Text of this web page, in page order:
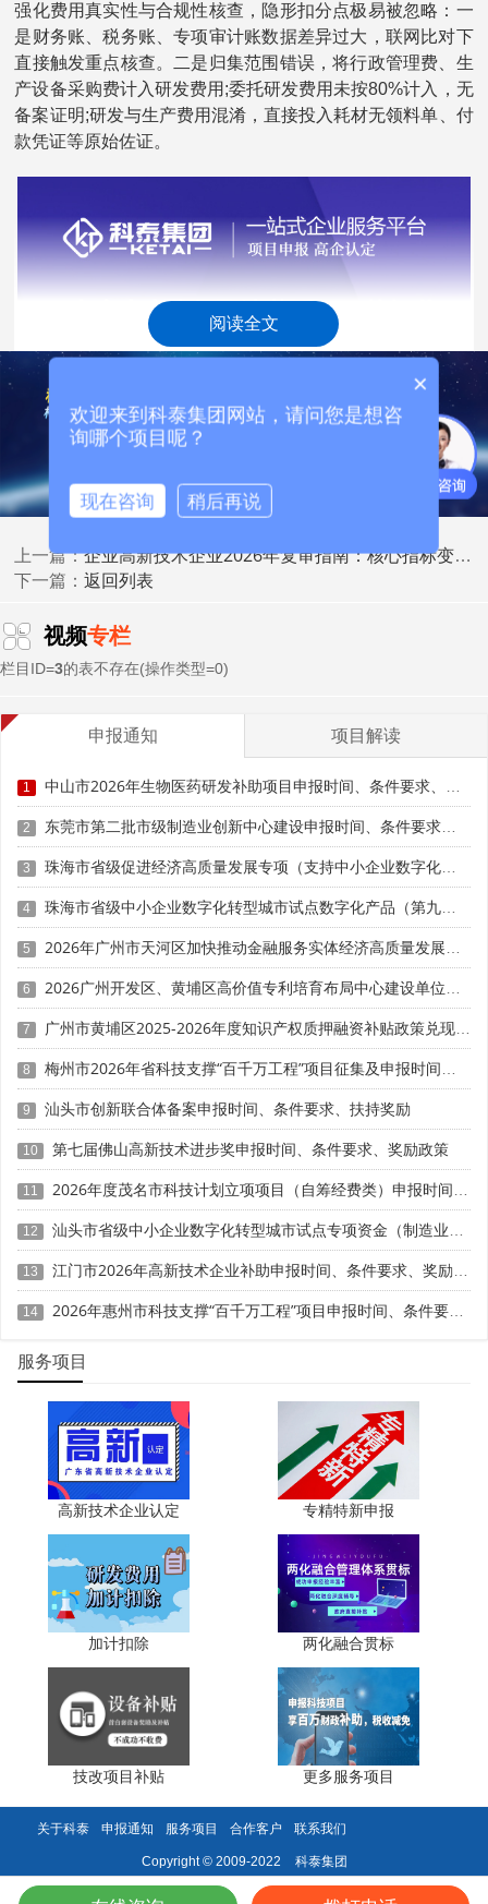
强化费用真实性与合规性核查，隐形扣分点极易被忽略：一
是财务账、税务账、专项审计账数据差异过大，联网比对下
直接触发重点核查。二是归集范围错误，将行政管理费、生
产设备采购费计入研发费用;委托研发费用未按80%计入，无
备案证明;研发与生产费用混淆，直接投入耗材无领料单、付
款凭证等原始佐证。
三、科技人员：占比达标即可?资质与证明链暗藏扣分
科技人员占比不低于10%是硬性指标，2026年审核趋
点集中在资质与证明完整性：一是人员掺水凑数，行政、生
产人员混入研发团队，人员学历、专业与研发活动无关;兼职
员名单。二是证明材料缺失，无完整社保缴纳记录、岗位说
明书、工时分配表;研发人员同时兼任多岗，无法证明研发工
申报期内科技人员频繁变动，无合理说明，引发评审对研发
团队稳定性的质疑，间接扣分。
四、科技成果转化：唯数量论过时，转化质量与证据链
决定得分
科技成果转化能力满分30分，不再"唯数量论"，单一知
识产权仅可计算1次转化，无实际转化结果不予计分。隐形
扣分点主要有：一是转化逻辑断裂，仅有专利证书，无产品
检测报告、用户报告、销售合同等佐证，无法证明成果已转
化为产品或服务。二是转化数量不足，近3年年均转化低于5
项，合计不足15项，直接落入低分档;成果重复转化、关联
性弱，不计入有效转化数量。三是转化时间错位，专利授权
时间晚于产品上市时间，无法体现技术支撑作用，转化证明
无效。
五、材料细节：小事决定成败，格式与数据矛盾易被忽
略
高企申报材料多达数百页，细节漏洞看似微小，却直接
影响评审印象与得分。隐形扣分点包括：一是数据前后矛
格式与签章不规范，材料未按顺序装订、页码错误;复印件未
加盖公章、印章模糊、签字不完整;查新报告、检测报告超过
有效期。三是信用记录瑕疵，申请认定前一年内发生重大安
全、重大质量事故或严重环境违法行为，直接取消资格。
结语
2026年高企自主申报已进入"严审提质"新阶段，评审核
心从"材料齐全"转向"实质创新"，隐形扣分点成为通过率的
关键变量。企业需摒弃"凑材料、走流程"的投机思维，提前1
至2年布局发明专利、规范研发财务、完善人员证明链、做
实成果转化，同时细化材料审核，规避细节漏洞。唯有紧扣
最新政策要求，聚焦核心创新能力提升，才能避开隐形扣分
点，顺利通过高企认定，享受政策红利。
科泰集团(https://www.gdktzx.com/)成立17年来，致力于
高新技术企业认定 名优高新技术产品
巨人”、专利软著申请、研发费用加计扣除、两化融合贯标认
证、科技型中小企业评价入库、创新创业大赛、专利奖、科
阅读全文
上一篇：企业高新技术企业2026年复审指南：核心指标变化、材料清单与避坑策略
下一篇：返回列表
视频专栏
栏目ID=3的表不存在(操作类型=0)
申报通知 项目解读
1 中山市2026年生物医药研发补助项目申报时间、条件要求、奖励标准
2 东莞市第二批市级制造业创新中心建设申报时间、条件要求、扶持奖励
3 珠海市省级促进经济高质量发展专项（支持中小企业数字化转型）“小快轻准”数字化转型项目（第十一批）入库储备申报时间、条件要求、补助奖励
4 珠海市省级中小企业数字化转型城市试点数字化产品（第九批）征集申报时间、条件要求
5 2026年广州市天河区加快推动金融服务实体经济高质量发展（支持企业利用知识产权融资）政策兑现申报时间、条件要求、扶持奖励
6 2026广州开发区、黄埔区高价值专利培育布局中心建设单位申报时间、条件要求、扶持奖励
7 广州市黄埔区2025-2026年度知识产权质押融资补贴政策兑现申报时间、条件要求、资助奖励
8 梅州市2026年省科技支撑“百千万工程”项目征集及申报时间、条件要求、资助奖励
9 汕头市创新联合体备案申报时间、条件要求、扶持奖励
10 第七届佛山高新技术进步奖申报时间、条件要求、奖励政策
11 2026年度茂名市科技计划立项项目（自筹经费类）申报时间、条件要求
12 汕头市省级中小企业数字化转型城市试点专项资金（制造业数字化改造方向）第六批项目入库申报时间、条件要求、补助奖励
13 江门市2026年高新技术企业补助申报时间、条件要求、奖励标准
14 2026年惠州市科技支撑“百千万工程”项目申报时间、条件要求、资助奖励
服务项目
高新技术企业认定 专精特新申报
加计扣除 两化融合贯标
技改项目补贴 更多服务项目
关于科泰 申报通知 服务项目 合作客户 联系我们
Copyright © 2009-2022 科泰集团
×
欢迎来到科泰集团网站，请问您是想咨
询哪个项目呢？
现在咨询 稍后再说